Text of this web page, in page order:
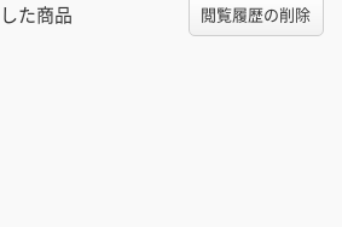
た商品 閲覧履歴の削除